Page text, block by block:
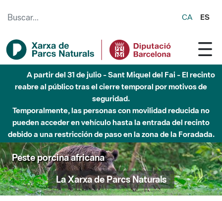
CA ES
A partir del 31 de julio - Sant Miquel del Fai - El recinto
reabre al público tras el cierre temporal por motivos de
seguridad.
Temporalmente, las personas con movilidad reducida no
pueden acceder en vehículo hasta la entrada del recinto
debido a una restricción de paso en la zona de la Foradada.
Peste porcina africana
La Xarxa de Parcs Naturals